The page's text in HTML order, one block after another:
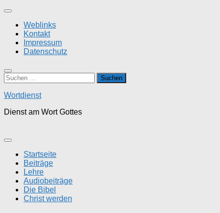
Zum
springenWeblinks
Kontakt
Impressum
Datenschutz
Suchen
nach:
Wortdienst
Dienst am Wort Gottes
Startseite
Beiträge
Lehre
Audiobeiträge
Die Bibel
Christ werden